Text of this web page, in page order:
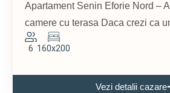
Apartament Senin Eforie Nord –
camere cu terasa Daca crezi ca
6 160x200
Vezi detalii cazare